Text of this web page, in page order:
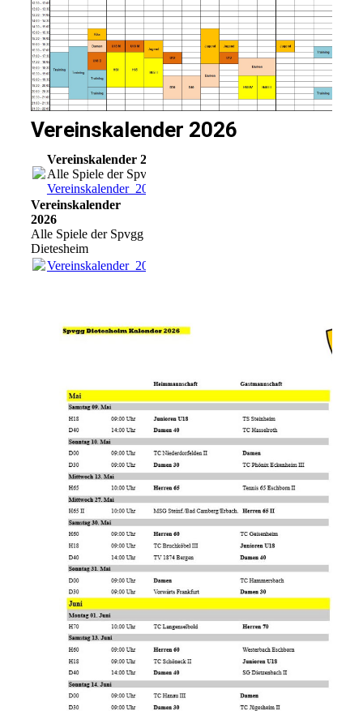
Vereinskalender 2026
Vereinskalender 2026
Alle Spiele der Spvgg Dietesheim
Vereinskalender_2026.pdf
Vereinskalender
2026
Alle Spiele der Spvgg
Dietesheim
Vereinskalender_2026.pdf